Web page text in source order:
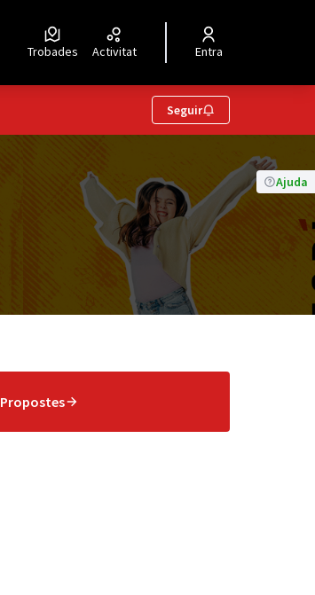
Trobades Activitat Entra
Seguir
Ajuda
Propostes